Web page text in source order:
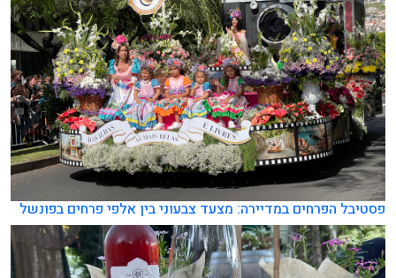
פסטיבל הפרחים במדיירה: מצעד צבעוני בין אלפי פרחים בפונשל